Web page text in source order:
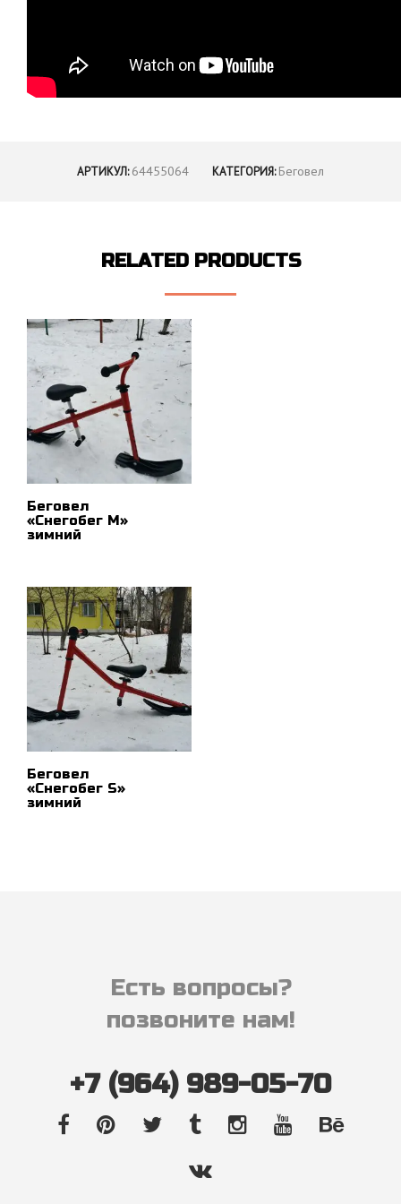
АРТИКУЛ:64455064 КАТЕГОРИЯ:Беговел
RELATED PRODUCTS
Беговел
«Снегобег М»
зимний
ПОДРОБНЕЕ
Беговел
«Снегобег S»
зимний
Есть вопросы?
позвоните нам!
+7 (964) 989-05-70